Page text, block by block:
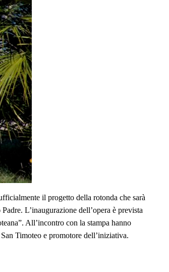
il progetto della rotonda che sarà
L’inaugurazione dell’opera è prevista
All’incontro con la stampa hanno
Timoteo e promotore dell’iniziativa.